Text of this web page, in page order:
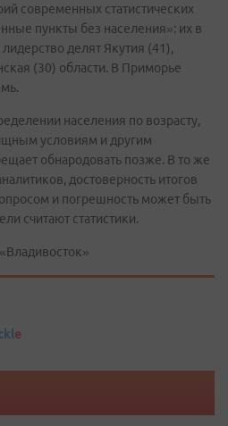
современных статистических
пункты без населения»: их в
делят Якутия (41),
(30) области. В Приморье
населения по возрасту,
условиям и другим
обнародовать позже. В то же
достоверность итогов
и погрешность может быть
считают статистики.
e